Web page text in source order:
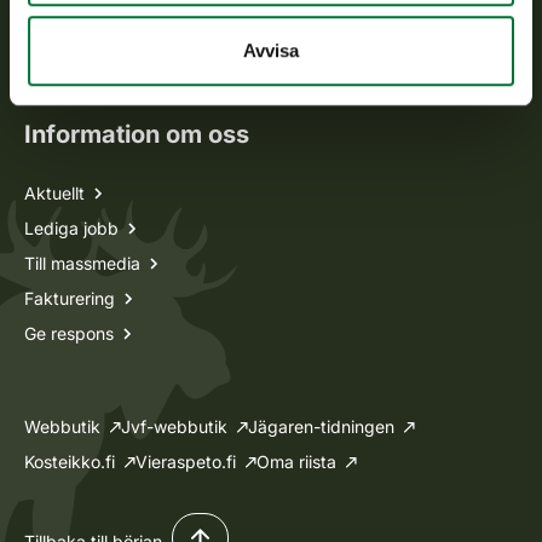
Avvisa
Information om oss
Aktuellt
Lediga jobb
Till massmedia
Fakturering
Ge respons
Webbutik Jvf-webbutik
Jägaren-tidningen
Kosteikko.fi
Vieraspeto.fi Oma riista